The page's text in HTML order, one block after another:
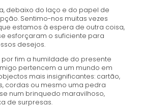
debaixo do laço e do papel de
Sentimo-nos muitas vezes
estamos à espera de outra coisa,
esforçaram o suficiente para
desejos.
fim a humildade do presente
pertencem a um mundo em
mais insignificantes: cartão,
cordas ou mesmo uma pedra
num brinquedo maravilhoso,
de surpresas.